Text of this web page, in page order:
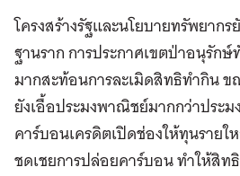
โครงสร้างรัฐและนโยบายทรัพยาก
ฐานราก การประกาศเขตป่าอนุรั
มากสะท้อนการละเมิดสิทธิทำกิน
ยังเอื้อประมงพาณิชย์มากกว่าประ
คาร์บอนเครดิตเปิดช่องให้ทุนราย
ชดเชยการปล่อยคาร์บอน ทำให้สิ